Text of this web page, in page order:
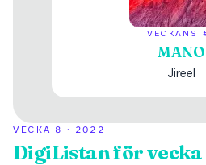
VECKANS
MANO
Jireel
VECKA 8 · 2022
DigiListan för vecka